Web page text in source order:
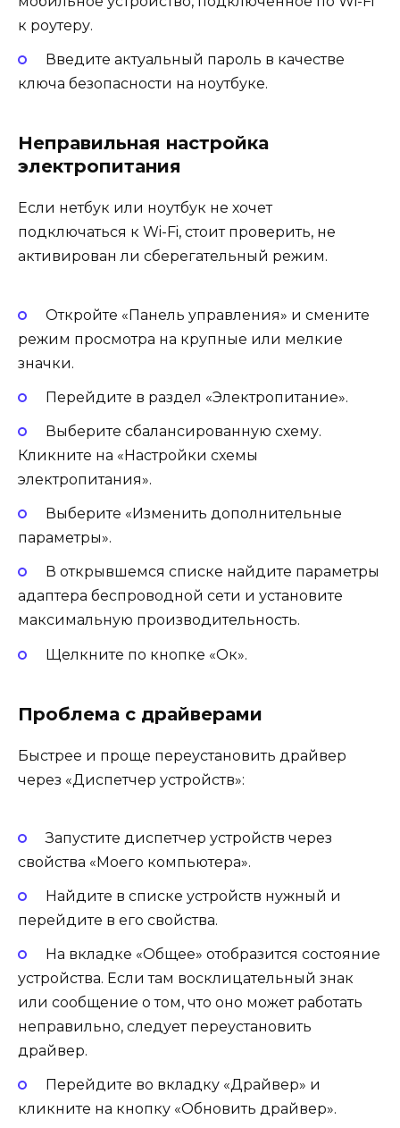
к роутеру.
Введите актуальный пароль в качестве
ключа безопасности на ноутбуке.
Неправильная настройка
электропитания
Если нетбук или ноутбук не хочет
подключаться к Wi-Fi, стоит проверить, не
активирован ли сберегательный режим.
Откройте «Панель управления» и смените
режим просмотра на крупные или мелкие
значки.
Перейдите в раздел «Электропитание».
Выберите сбалансированную схему.
Кликните на «Настройки схемы
электропитания».
Выберите «Изменить дополнительные
параметры».
В открывшемся списке найдите параметры
адаптера беспроводной сети и установите
максимальную производительность.
Щелкните по кнопке «Ок».
Проблема с драйверами
Быстрее и проще переустановить драйвер
через «Диспетчер устройств»:
Запустите диспетчер устройств через
свойства «Моего компьютера».
Найдите в списке устройств нужный и
перейдите в его свойства.
На вкладке «Общее» отобразится состояние
устройства. Если там восклицательный знак
или сообщение о том, что оно может работать
неправильно, следует переустановить
драйвер.
Перейдите во вкладку «Драйвер» и
кликните на кнопку «Обновить драйвер».